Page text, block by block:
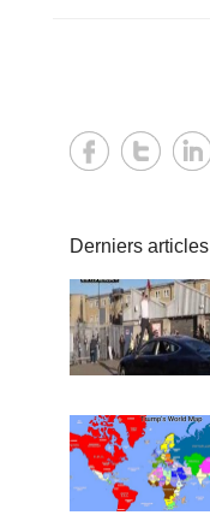
Derniers articles